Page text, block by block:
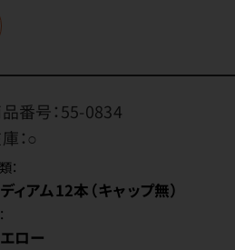
番号：55-0834
：○
：
ィアム12本（キャップ無）
ロー